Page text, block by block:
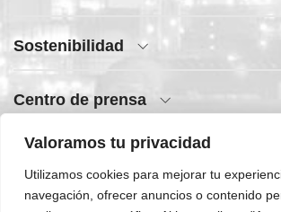
Valoramos tu privacidad
Utilizamos cookies para mejorar tu
navegación, ofrecer anuncios o contenido
Sostenibilidad
Centro de prensa
Acceso rápido